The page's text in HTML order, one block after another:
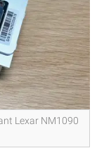
Lexar NM1090